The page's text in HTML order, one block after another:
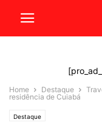
Home Destaque
residência de Cuiabá
Destaque